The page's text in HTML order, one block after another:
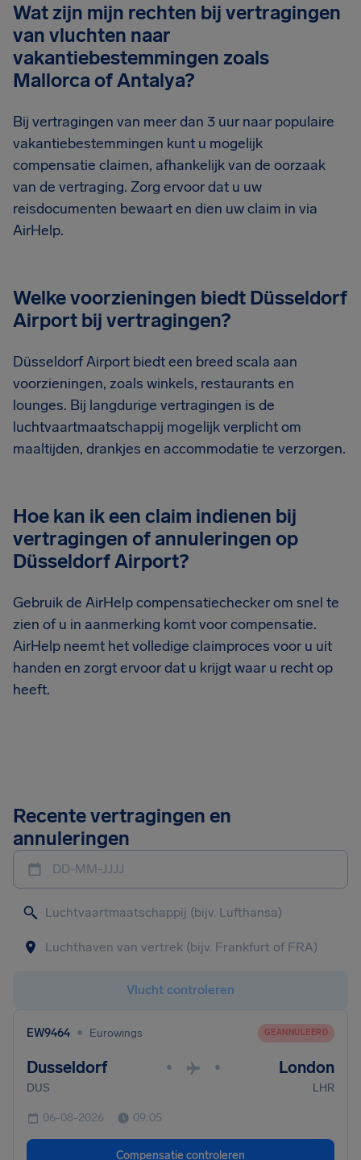
Wat zijn mijn rechten bij vertragingen
van vluchten naar
vakantiebestemmingen zoals
Mallorca of Antalya?
Bij vertragingen van meer dan 3 uur naar populaire
vakantiebestemmingen kunt u mogelijk
compensatie claimen, afhankelijk van de oorzaak
van de vertraging. Zorg ervoor dat u uw
reisdocumenten bewaart en dien uw claim in via
AirHelp.
Welke voorzieningen biedt Düsseldorf
Airport bij vertragingen?
Düsseldorf Airport biedt een breed scala aan
voorzieningen, zoals winkels, restaurants en
lounges. Bij langdurige vertragingen is de
luchtvaartmaatschappij mogelijk verplicht om
maaltijden, drankjes en accommodatie te verzorgen.
Hoe kan ik een claim indienen bij
vertragingen of annuleringen op
Düsseldorf Airport?
Gebruik de AirHelp compensatiechecker om snel te
zien of u in aanmerking komt voor compensatie.
AirHelp neemt het volledige claimproces voor u uit
handen en zorgt ervoor dat u krijgt waar u recht op
heeft.
Recente vertragingen en
annuleringen
DD-MM-JJJJ
Vlucht controleren
EW9464 • Eurowings GEANNULEERD
Dusseldorf • • London
DUS LHR
06-08-2026 09:05
Compensatie controleren